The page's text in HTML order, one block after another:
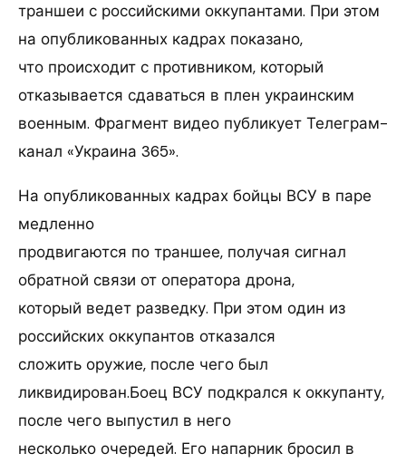
траншеи с российскими оккупантами. При этом
на опубликованных кадрах показано,
что происходит с противником, который
отказывается сдаваться в плен украинским
военным. Фрагмент видео публикует Телеграм-
канал «Украина 365».
На опубликованных кадрах бойцы ВСУ в паре
медленно
продвигаются по траншее, получая сигнал
обратной связи от оператора дрона,
который ведет разведку. При этом один из
российских оккупантов отказался
сложить оружие, после чего был
ликвидирован.Боец ВСУ подкрался к оккупанту,
после чего выпустил в него
несколько очередей. Его напарник бросил в